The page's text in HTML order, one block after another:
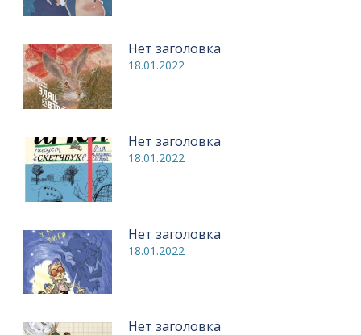
Нет заголовка
18.01.2022
Нет заголовка
18.01.2022
Нет заголовка
18.01.2022
Нет заголовка